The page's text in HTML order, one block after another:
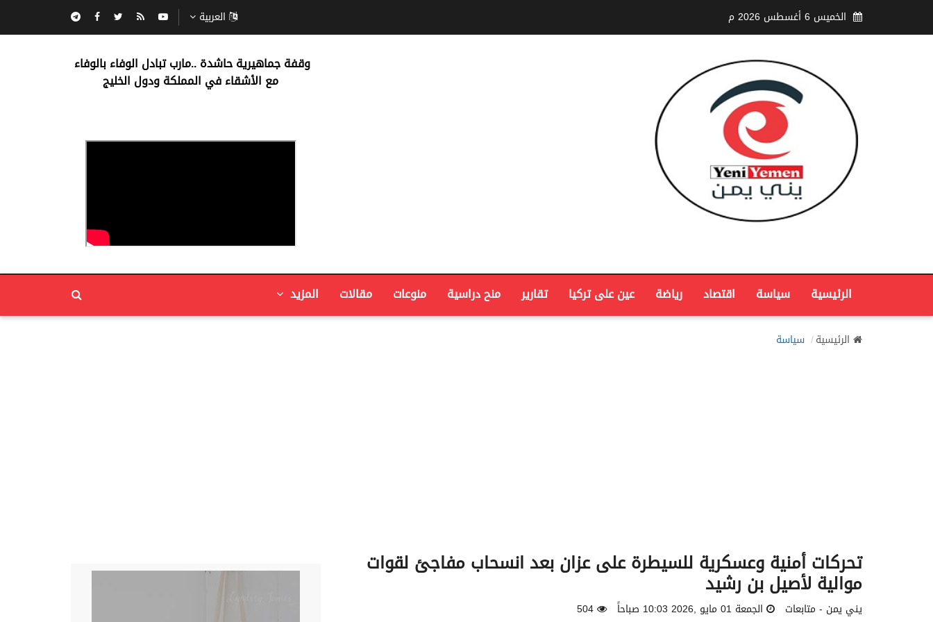
الخميس 6 أغسطس 2026 م العربية
‏وقفة جماهيرية حاشدة ..مارب ‏تبادل الوفاء بالوفاء ‏
مع الأشقاء في المملكة ودول الخليج
الرئيسية سياسة اقتصاد رياضة عين على تركيا تقارير منح دراسية منوعات مقالات المزيد
الرئيسية سياسة
تحركات أمنية وعسكرية للسيطرة على عزان بعد انسحاب مفاجئ لقوات
موالية لأصيل بن رشيد
يني يمن - متابعات الجمعة 01 مايو ,2026 10:03 صباحاً 504